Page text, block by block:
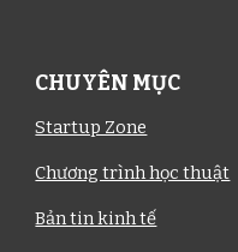
CHUYÊN MỤC
Startup Zone
Chương trình học thuật
Bản tin kinh tế